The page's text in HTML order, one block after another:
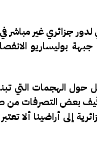
جزائري غير مباشر
بوليساريو
حول الهجمات التي
بعض التصرفات من
إلى أراضينا ألا